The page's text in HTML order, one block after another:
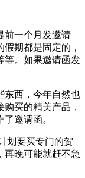
前一个月发邀请
期都是固定的，
等。如果邀请函发
东西，今年自然也
买的精美产品，
邀请函。
划要买专门的贺
再晚可能就赶不急